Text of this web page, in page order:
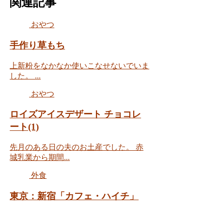
関連記事
おやつ
手作り草もち
上新粉をなかなか使いこなせないでいま
した。 ...
おやつ
ロイズアイスデザート チョコレ
ート(1)
先月のある日の夫のお土産でした。 赤
城乳業から期間...
外食
東京：新宿「カフェ・ハイチ」